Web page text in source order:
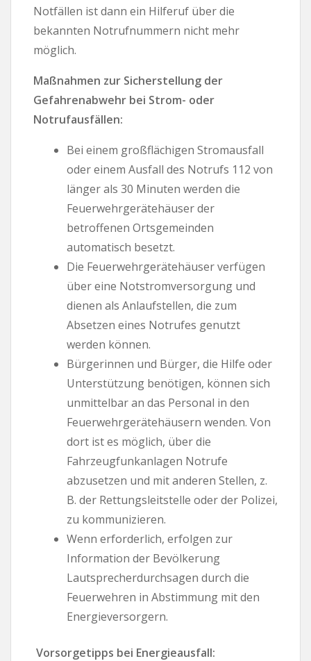
Notfällen ist dann ein Hilferuf über die
bekannten Notrufnummern nicht mehr
möglich.
Maßnahmen zur Sicherstellung der
Gefahrenabwehr bei Strom- oder
Notrufausfällen:
Bei einem großflächigen Stromausfall
oder einem Ausfall des Notrufs 112 von
länger als 30 Minuten werden die
Feuerwehrgerätehäuser der
betroffenen Ortsgemeinden
automatisch besetzt.
Die Feuerwehrgerätehäuser verfügen
über eine Notstromversorgung und
dienen als Anlaufstellen, die zum
Absetzen eines Notrufes genutzt
werden können.
Bürgerinnen und Bürger, die Hilfe oder
Unterstützung benötigen, können sich
unmittelbar an das Personal in den
Feuerwehrgerätehäusern wenden. Von
dort ist es möglich, über die
Fahrzeugfunkanlagen Notrufe
abzusetzen und mit anderen Stellen, z.
B. der Rettungsleitstelle oder der Polizei,
zu kommunizieren.
Wenn erforderlich, erfolgen zur
Information der Bevölkerung
Lautsprecherdurchsagen durch die
Feuerwehren in Abstimmung mit den
Energieversorgern.
Vorsorgetipps bei Energieausfall: